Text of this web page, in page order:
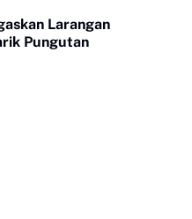
Larangan
Pungutan